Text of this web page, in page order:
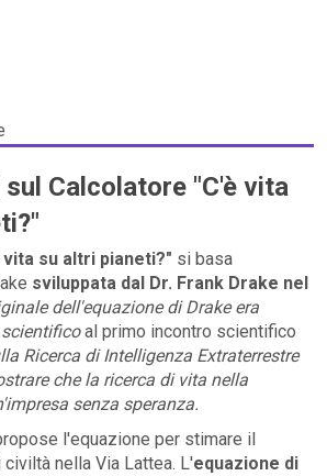
Calcolatore "C'è vita
su altri pianeti?" si basa
sviluppata dal Dr. Frank Drake nel
dell'equazione di Drake era
al primo incontro scientifico
Ricerca di Intelligenza Extraterrestre
che la ricerca di vita nella
senza speranza.
l'equazione per stimare il
nella Via Lattea. L'equazione di